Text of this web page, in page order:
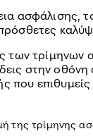
ασφάλισης,
των τρίμηνων
στην οθόνη
που επιθυμείς
της τρίμηνης